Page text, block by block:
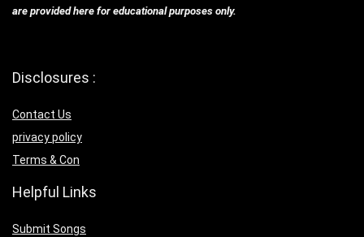
are provided here for educational purposes only.
Disclosures :
Contact Us
privacy policy
Terms & Con
Helpful Links
Submit Songs